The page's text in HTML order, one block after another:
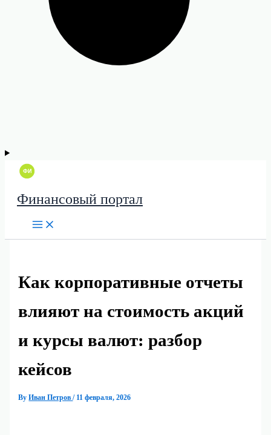
Финансовый портал
Как корпоративные отчеты
влияют на стоимость акций
и курсы валют: разбор
кейсов
ByИван Петров/ 11 февраля, 2026